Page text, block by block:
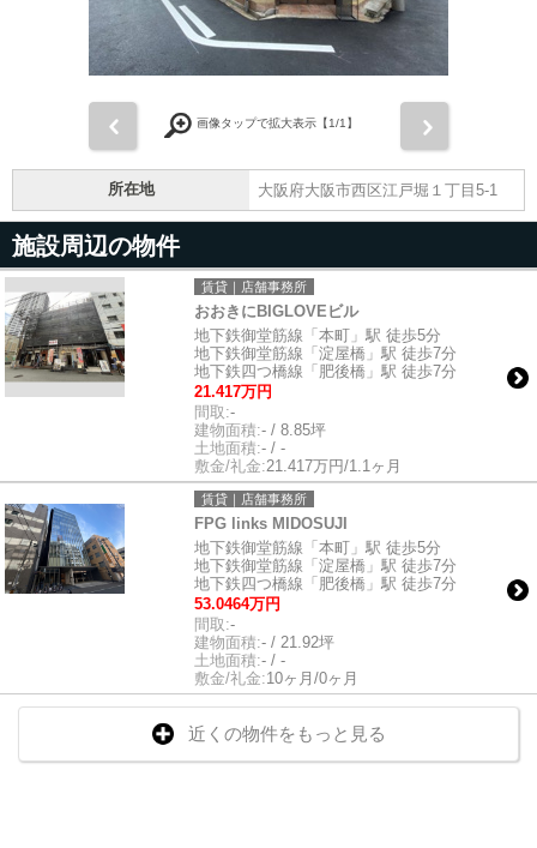
画像タップで拡大表示【1/1】
所在地 大阪府大阪市西区江戸堀１丁目5-1
施設周辺の物件
賃貸｜店舗事務所
おおきにBIGLOVEビル
地下鉄御堂筋線「本町」駅 徒歩5分
地下鉄御堂筋線「淀屋橋」駅 徒歩7分
地下鉄四つ橋線「肥後橋」駅 徒歩7分
21.417万円
間取:-
建物面積:- / 8.85坪
土地面積:- / -
敷金/礼金:21.417万円/1.1ヶ月
賃貸｜店舗事務所
FPG links MIDOSUJI
地下鉄御堂筋線「本町」駅 徒歩5分
地下鉄御堂筋線「淀屋橋」駅 徒歩7分
地下鉄四つ橋線「肥後橋」駅 徒歩7分
53.0464万円
間取:-
建物面積:- / 21.92坪
土地面積:- / -
敷金/礼金:10ヶ月/0ヶ月
近くの物件をもっと見る